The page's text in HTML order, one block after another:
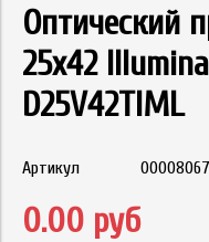
Оптический
25x42
D25V42TIML
Артикул 00008067
0.00 руб